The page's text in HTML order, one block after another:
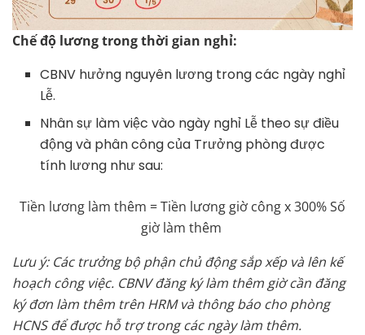
Chế độ lương trong thời gian nghỉ:
CBNV hưởng nguyên lương trong các ngày nghỉ
Lễ.
Nhân sự làm việc vào ngày nghỉ Lễ theo sự điều
động và phân công của Trưởng phòng được
tính lương như sau:
Tiền lương làm thêm = Tiền lương giờ công x 300% Số
giờ làm thêm
Lưu ý: Các trưởng bộ phận chủ động sắp xếp và lên kế
hoạch công việc. CBNV đăng ký làm thêm giờ cần đăng
ký đơn làm thêm trên HRM và thông báo cho phòng
HCNS để được hỗ trợ trong các ngày làm thêm.